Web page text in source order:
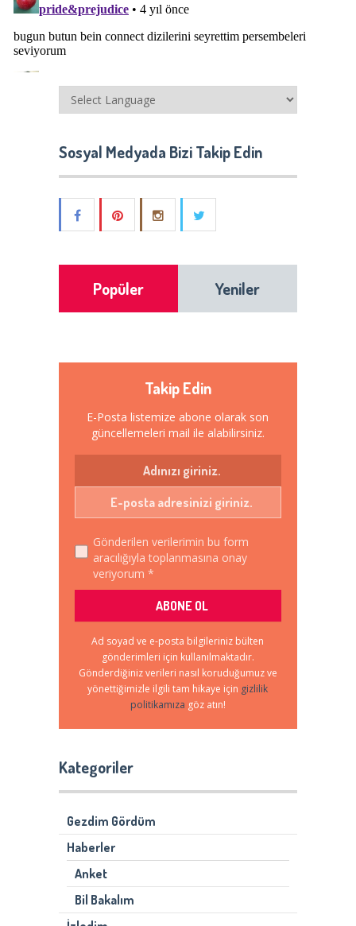
Sosyal Medyada Bizi Takip Edin
Popüler Yeniler
Takip Edin
E-Posta listemize abone olarak son
güncellemeleri mail ile alabilirsiniz.
Gönderilen verilerimin bu form
aracılığıyla toplanmasına onay
veriyorum *
Ad soyad ve e-posta bilgileriniz bülten
gönderimleri için kullanılmaktadır.
Gönderdiğiniz verileri nasıl koruduğumuz ve
yönettiğimizle ilgili tam hikaye için gizlilik
politikamıza göz atın!
Kategoriler
Gezdim Gördüm
Haberler
Anket
Bil Bakalım